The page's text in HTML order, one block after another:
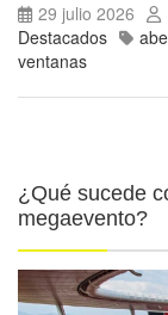
29 julio 2026
Destacados
ventanas
¿Qué sucede
megaevento?